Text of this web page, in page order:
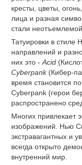
кресты, цветы,
лица и разная
стали
Татуировки в
направлений и
них это - Acid
Cyberpank (Кибер-
время становится
Cyberpank (герои
распространено
Многих привлекает
изображений. Нью
экстравагантных и
всегда открыто
внутренний мир.